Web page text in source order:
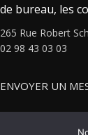
de bureau, les
265 Rue Robert
02 98 43 03 03
ENVOYER UN